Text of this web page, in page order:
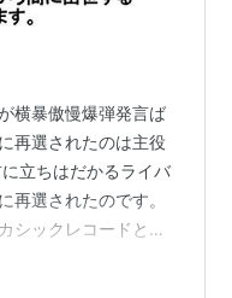
横暴傲慢爆弾発言ば
再選されたのは主役
立ちはだかるライバ
再選されたのです。
シックレコードとい
る以上、そこには登